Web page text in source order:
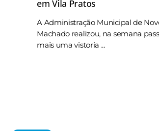
em Vila Pratos
A Administração Municipal de
Machado realizou, na semana
mais uma vistoria ...